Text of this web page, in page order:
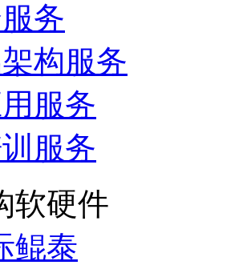
务
构服务
服务
服务
软硬件
鲲泰